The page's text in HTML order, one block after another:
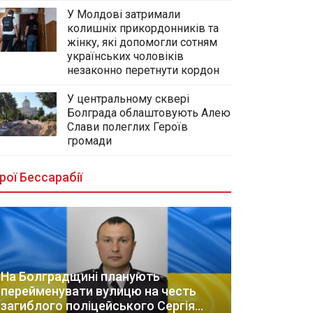
У Молдові затримали
колишніх прикордонників та
жінку, які допомогли сотням
українських чоловіків
незаконно перетнути кордон
У центральному сквері
Болграда облаштовують Алею
Слави полеглих Героїв
громади
Бессарабії
На Болградщині планують
перейменувати вулицю на честь
загиблого поліцейського Сергія